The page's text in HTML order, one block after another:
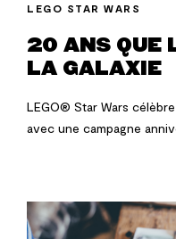
LEGO STAR WARS
20 ANS QUE
LA GALAXIE
LEGO® Star Wars
avec une campagne